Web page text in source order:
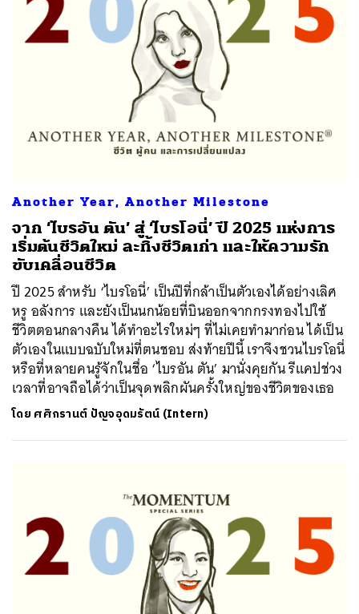
Another Year, Another Milestone
จาก ‘ไบรอัน ตัน’ สู่ ‘ไบรโอนี่’ ปี 2025 แห่งการ
เริ่มต้นชีวิตใหม่ ละทิ้งชีวิตเก่า และให้ความรัก
ขับเคลื่อนชีวิต
ปี 2025 สำหรับ ‘ไบรโอนี่’ เป็นปีที่กล้าเป็นตัวเองได้อย่างเลิศ
หรู อลังการ และยังเป็นนกน้อยที่บินออกจากกรงทองไปใช้
ชีวิตตอนกลางคืน ได้ทำอะไรใหม่ๆ ที่ไม่เคยทำมาก่อน ได้เป็น
ตัวเองในแบบฉบับใหม่ที่ตนชอบ ส่งท้ายปีนี้ เราจึงชวนไบรโอนี่
หรือที่หลายคนรู้จักในชื่อ ‘ไบรอัน ตัน’ มานั่งคุยกัน รีแคปช่วง
เวลาที่อาจถือได้ว่าเป็นจุดพลิกผันครั้งใหญ่ของชีวิตของเธอ
โดย ศศิกรานต์ ปัญจอุดมรัตน์ (Intern)